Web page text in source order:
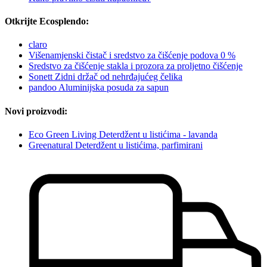
Otkrijte Ecosplendo:
claro
Višenamjenski čistač i sredstvo za čišćenje podova 0 %
Sredstvo za čišćenje stakla i prozora za proljetno čišćenje
Sonett Zidni držač od nehrđajućeg čelika
pandoo Aluminijska posuda za sapun
Novi proizvodi:
Eco Green Living Deterdžent u listićima - lavanda
Greenatural Deterdžent u listićima, parfimirani